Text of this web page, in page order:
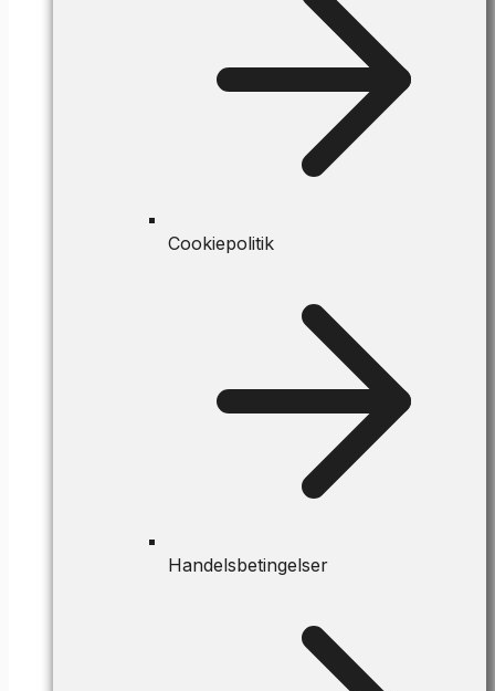
Cookiepolitik
Handelsbetingelser